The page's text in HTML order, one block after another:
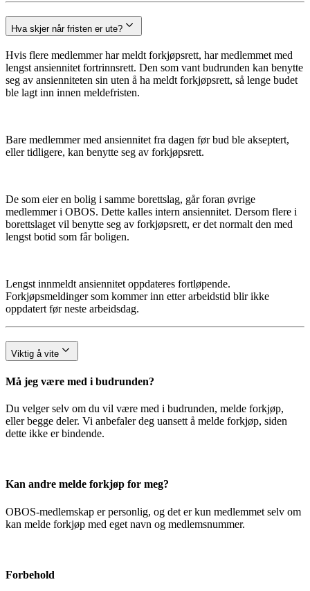
Hva skjer når fristen er ute?
Hvis flere medlemmer har meldt forkjøpsrett, har medlemmet med
lengst ansiennitet fortrinnsrett. Den som vant budrunden kan benytte
seg av ansienniteten sin uten å ha meldt forkjøpsrett, så lenge budet
ble lagt inn innen meldefristen.
Bare medlemmer med ansiennitet fra dagen før bud ble akseptert,
eller tidligere, kan benytte seg av forkjøpsrett.
De som eier en bolig i samme borettslag, går foran øvrige
medlemmer i OBOS. Dette kalles intern ansiennitet. Dersom flere i
borettslaget vil benytte seg av forkjøpsrett, er det normalt den med
lengst botid som får boligen.
Lengst innmeldt ansiennitet oppdateres fortløpende.
Forkjøpsmeldinger som kommer inn etter arbeidstid blir ikke
oppdatert før neste arbeidsdag.
Viktig å vite
Må jeg være med i budrunden?
Du velger selv om du vil være med i budrunden, melde forkjøp,
eller begge deler. Vi anbefaler deg uansett å melde forkjøp, siden
dette ikke er bindende.
Kan andre melde forkjøp for meg?
OBOS-medlemskap er personlig, og det er kun medlemmet selv om
kan melde forkjøp med eget navn og medlemsnummer.
Forbehold